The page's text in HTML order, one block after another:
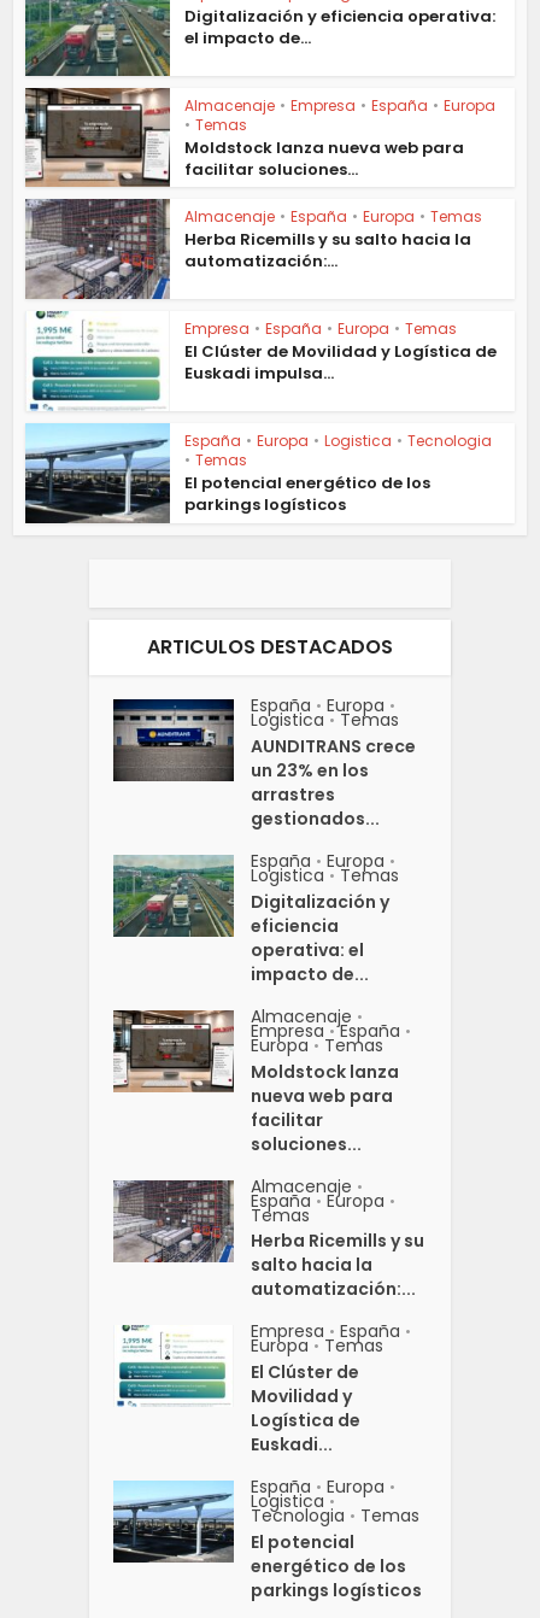
Digitalización y eficiencia operativa:
el impacto de...
Almacenaje • Empresa • España • Europa
• Temas
Moldstock lanza nueva web para
facilitar soluciones...
Almacenaje • España • Europa • Temas
Herba Ricemills y su salto hacia la
automatización:...
Empresa • España • Europa • Temas
El Clúster de Movilidad y Logística de
Euskadi impulsa...
España • Europa • Logistica • Tecnologia
• Temas
El potencial energético de los
parkings logísticos
ARTICULOS DESTACADOS
España • Europa •
Logistica • Temas
AUNDITRANS crece
un 23% en los
arrastres
gestionados...
España • Europa •
Logistica • Temas
Digitalización y
eficiencia
operativa: el
impacto de...
Almacenaje •
Empresa • España •
Europa • Temas
Moldstock lanza
nueva web para
facilitar
soluciones...
Almacenaje •
España • Europa •
Temas
Herba Ricemills y su
salto hacia la
automatización:...
Empresa • España •
Europa • Temas
El Clúster de
Movilidad y
Logística de
Euskadi...
España • Europa •
Logistica •
Tecnologia • Temas
El potencial
energético de los
parkings logísticos